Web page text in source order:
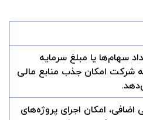
سهام‌ها یا مبلغ سرمایه
شرکت امکان جذب منابع مالی
اضافی، امکان اجرای پروژه‌های